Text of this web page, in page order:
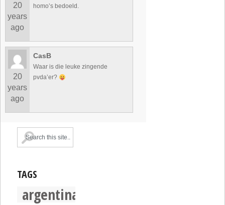
20
years
ago
homo’s bedoeld.
20
years
ago
CasB
Waar is die leuke zingende
pvda’er?
TAGS
argentina